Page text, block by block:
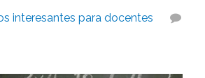
interesantes para docentes